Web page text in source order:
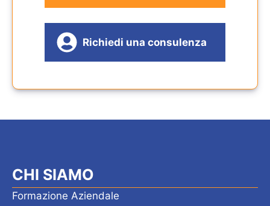
Richiedi una consulenza
CHI SIAMO
Formazione Aziendale